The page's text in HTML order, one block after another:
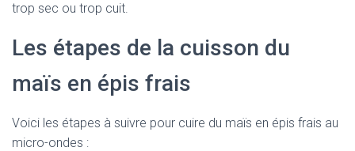
trop sec ou trop cuit.
Les étapes de la cuisson du
maïs en épis frais
Voici les étapes à suivre pour cuire du maïs en épis frais au
micro-ondes :